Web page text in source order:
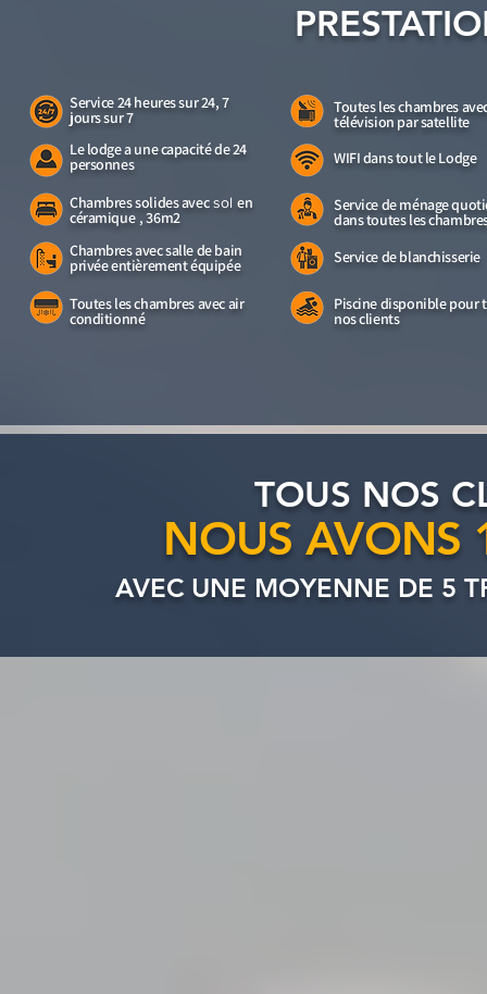
Service 24 heures sur 24, 7
jours sur 7
Le lodge a une capacité de 24
personnes
Chambres solides avecsolen
céramique , 36m2
Chambres avec salle de bain
privée entièrement équipée
Toutes les chambres avec air
conditionné
Toutes les chambres
télévision par satellite
WIFI dans tout le Lodge
Service de ménage
dans toutes les
Service de blanchisserie
Piscine disponible pour
nos clients
TOUS NOS
NOUS AVONS
AVEC UNE MOYENNE DE 5